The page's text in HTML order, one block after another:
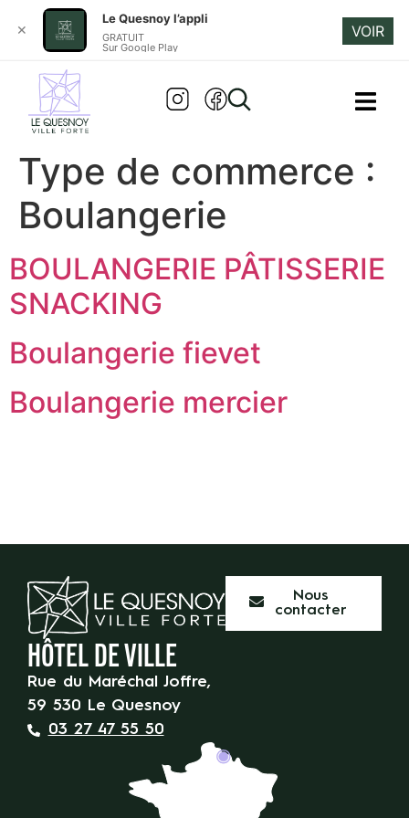
Aller au
principal
Type de commerce :
Boulangerie
BOULANGERIE PÂTISSERIE
SNACKING
Boulangerie fievet
Boulangerie mercier
Nous
contacter
HÔTEL DE VILLE
Rue du Maréchal Joffre,
59 530 Le Quesnoy
03 27 47 55 50
✕
Le Quesnoy l’appli
GRATUIT
Sur Google Play
VOIR